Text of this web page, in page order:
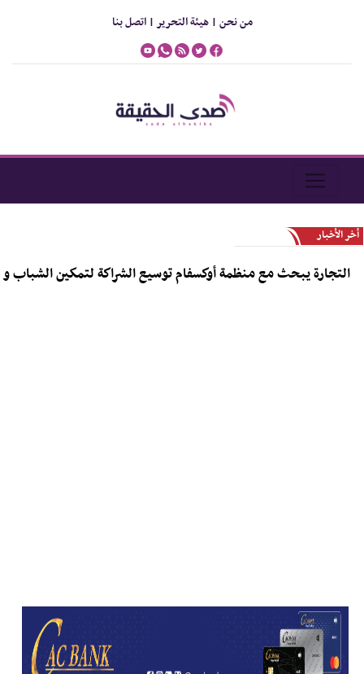
من نحن |هيئة التحرير |اتصل بنا
أخر الأخبار
يبحث مع منظمة أوكسفام توسيع الشراكة لتمكين الشباب و دعم